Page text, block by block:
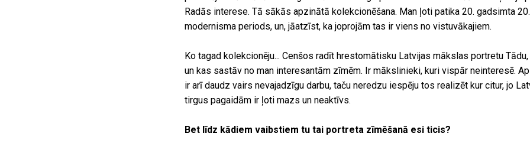
Radās interese. Tā sākās apzinātā kolekcionēšana. Man ļoti patika 20. gadsimta
modernisma periods, un, jāatzīst, ka joprojām tas ir viens no vistuvākajiem.
Ko tagad kolekcionēju... Cenšos radīt hrestomātisku Latvijas mākslas portretu
un kas sastāv no man interesantām zīmēm. Ir mākslinieki, kuri vispār neinteresē.
ir arī daudz vairs nevajadzīgu darbu, taču neredzu iespēju tos realizēt kur citur, jo
tirgus pagaidām ir ļoti mazs un neaktīvs.
Bet līdz kādiem vaibstiem tu tai portreta zīmēšanā esi ticis?